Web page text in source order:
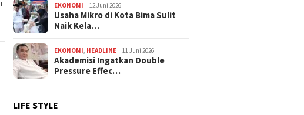
EKONOMI 12 Juni 2026
Usaha Mikro di Kota Bima Sulit
Naik Kela…
EKONOMI, HEADLINE 11 Juni 2026
Akademisi Ingatkan Double
Pressure Effec…
LIFE STYLE